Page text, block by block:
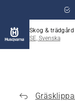
Skog & trädgård
SE, Svenska